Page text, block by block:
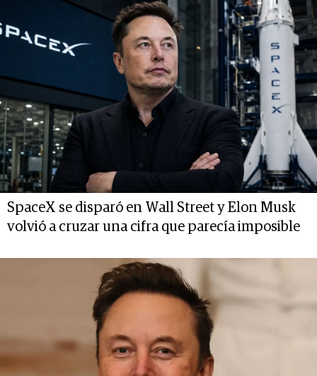
SpaceX se disparó en Wall Street y Elon Musk
volvió a cruzar una cifra que parecía imposible